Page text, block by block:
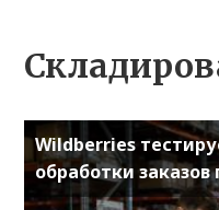
Wildberries
обработки